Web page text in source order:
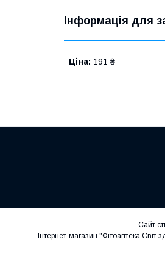
Інформація для
Ціна: 191 ₴
Сайт